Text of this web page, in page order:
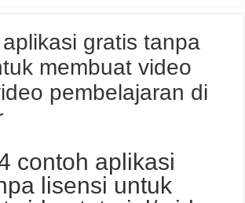
gratis tanpa
membuat video
pembelajaran di
contoh aplikasi
lisensi untuk